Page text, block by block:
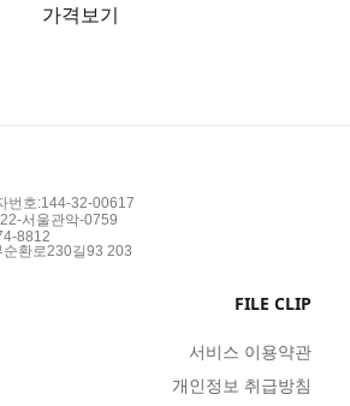
가격보기
FILE CLIP
서비스 이용약관
개인정보 취급방침